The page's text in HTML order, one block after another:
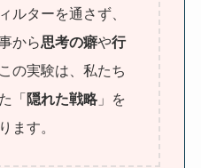
ルターを通さず、
から思考の癖や行
の実験は、私たち
「隠れた戦略」を
ます。